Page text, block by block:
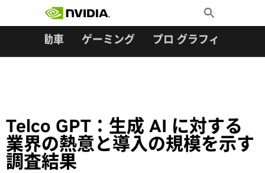
Toggle
Search
自動車 ゲーミング プロ グラフィックス
Telco GPT：生成 AI に対する
業界の熱意と導入の規模を示す
調査結果